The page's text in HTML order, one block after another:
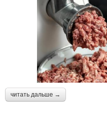
читать дальше →